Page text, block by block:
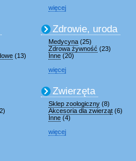
(13)
więcej
Zdrowie, uroda
Medycyna (25)
Zdrowa żywność (23)
Inne (20)
więcej
Zwierzęta
Sklep zoologiczny (8)
Akcesoria dla zwierząt (6)
Inne (4)
więcej